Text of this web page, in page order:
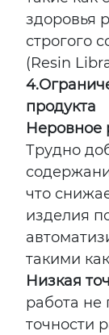
здоровья
строгого
(Resin
4.
продукта
Неровное
Трудно
что
изделия
такими
Низкая
работа не
точности